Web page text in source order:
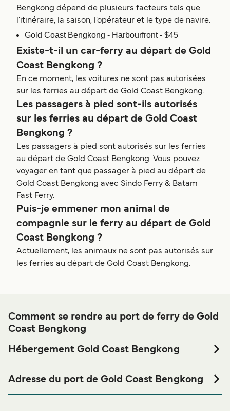
Bengkong dépend de plusieurs facteurs tels que
l'itinéraire, la saison, l'opérateur et le type de navire.
Gold Coast Bengkong - Harbourfront - $45
Existe-t-il un car-ferry au départ de Gold
Coast Bengkong ?
En ce moment, les voitures ne sont pas autorisées
sur les ferries au départ de Gold Coast Bengkong.
Les passagers à pied sont-ils autorisés
sur les ferries au départ de Gold Coast
Bengkong ?
Les passagers à pied sont autorisés sur les ferries
au départ de Gold Coast Bengkong. Vous pouvez
voyager en tant que passager à pied au départ de
Gold Coast Bengkong avec Sindo Ferry & Batam
Fast Ferry.
Puis-je emmener mon animal de
compagnie sur le ferry au départ de Gold
Coast Bengkong ?
Actuellement, les animaux ne sont pas autorisés sur
les ferries au départ de Gold Coast Bengkong.
Comment se rendre au port de ferry de Gold
Coast Bengkong
Hébergement Gold Coast Bengkong
Coast Bengkong ou à proximité, avant ou après votre
voyage ou si vous êtes à la recherche de logements pour
Adresse du port de Gold Coast Bengkong